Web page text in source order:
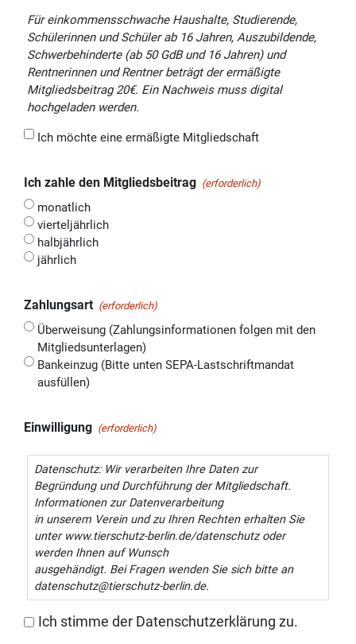
Für einkommensschwache Haushalte, Studierende,
Schülerinnen und Schüler ab 16 Jahren, Auszubildende,
Schwerbehinderte (ab 50 GdB und 16 Jahren) und
Rentnerinnen und Rentner beträgt der ermäßigte
Mitgliedsbeitrag 20€. Ein Nachweis muss digital
hochgeladen werden.
Ich möchte eine ermäßigte Mitgliedschaft
Ich zahle den Mitgliedsbeitrag (erforderlich)
monatlich
vierteljährlich
halbjährlich
jährlich
Zahlungsart (erforderlich)
Überweisung (Zahlungsinformationen folgen mit den
Mitgliedsunterlagen)
Bankeinzug (Bitte unten SEPA-Lastschriftmandat
ausfüllen)
Einwilligung (erforderlich)
Datenschutz: Wir verarbeiten Ihre Daten zur
Begründung und Durchführung der Mitgliedschaft.
Informationen zur Datenverarbeitung
in unserem Verein und zu Ihren Rechten erhalten Sie
unter www.tierschutz-berlin.de/datenschutz oder
werden Ihnen auf Wunsch
ausgehändigt. Bei Fragen wenden Sie sich bitte an
datenschutz@tierschutz-berlin.de.
Ich stimme der Datenschutzerklärung zu.